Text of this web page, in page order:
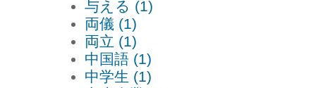
与える (1)
両儀 (1)
両立 (1)
中国語 (1)
中学生 (1)